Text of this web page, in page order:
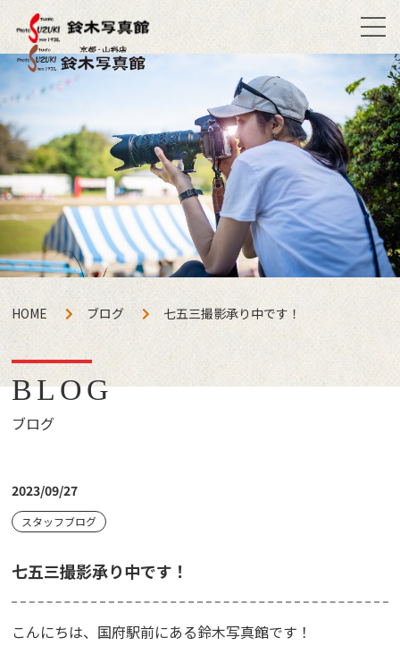
HOME ブログ 七五三撮影承り中です！
BLOG
ブログ
2023/09/27
スタッフブログ
七五三撮影承り中です！
こんにちは、国府駅前にある鈴木写真館です！